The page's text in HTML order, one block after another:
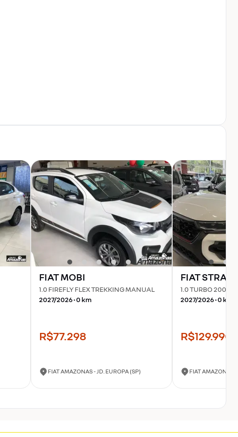
FIATMOBI
1.0 FIREFLY FLEX TREKKING MANUAL
2027/2026•0km
R$77.298
FIAT AMAZONAS - JD. EUROPA (SP)
FIAT
1.0 TURBO 200
2027/2026•0km
R$129.990
FIAT AMAZONAS